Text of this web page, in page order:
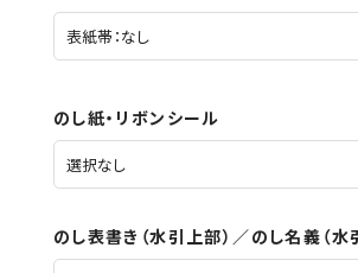
のし紙・リボンシール
のし表書き（水引上部）／のし名義（水